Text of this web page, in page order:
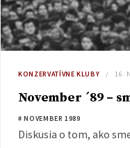
KONZERVATÍVNE KLUBY 16.
November ´89 –
# NOVEMBER 1989
Diskusia o tom, ako